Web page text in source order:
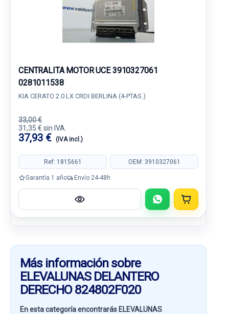
CENTRALITA MOTOR UCE 3910327061
0281011538
KIA CERATO 2.0 LX CRDI BERLINA (4-PTAS.)
33,00 €
31,35 € sin IVA.
37,93 € (IVA incl.)
Ref: 1815661 OEM: 3910327061
Garantía 1 año Envío 24-48h
Más información sobre
ELEVALUNAS DELANTERO
DERECHO 824802F020
En esta categoría encontrarás ELEVALUNAS